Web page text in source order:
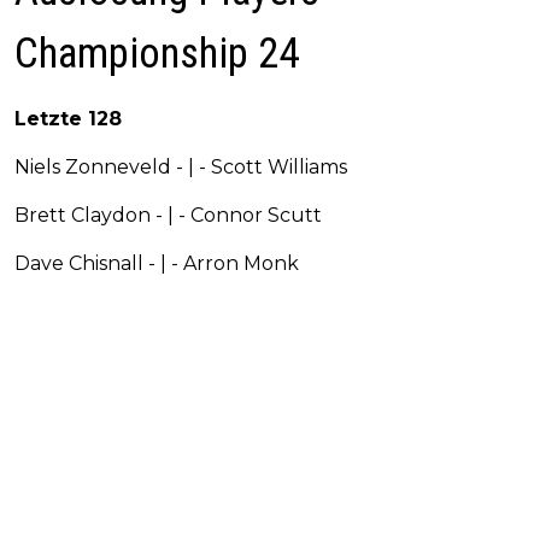
Championship 24
Letzte 128
Niels Zonneveld - | - Scott Williams
Brett Claydon - | - Connor Scutt
Dave Chisnall - | - Arron Monk